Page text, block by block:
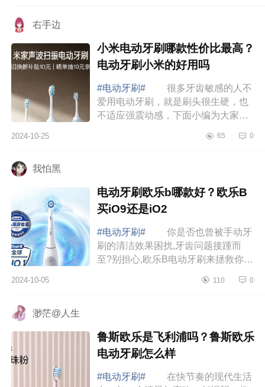
右手边
小米电动牙刷哪款性价比最高？
电动牙刷小米的好用吗
#电动牙刷#
很多牙齿敏感的人不
爱用电动牙刷，就是刷头很生硬，也
不适应强震动感，下面小编为大家介
电动牙刷小米的好用吗 小米电动
2024-10-25 65 0
我怕黑
电动牙刷欧乐b哪款好？欧乐B
买iO9还是iO2
#电动牙刷#
你是否也曾被手动牙
刷的清洁效果困扰,牙齿问题接踵而
至?别担心,欧乐B电动牙刷来拯救你的
刷欧乐b哪款好？欧乐B买iO9还是
2024-10-05 110 0
渺茫@人生
鲁斯欧乐是飞利浦吗？鲁斯欧乐
电动牙刷怎么样
#电动牙刷#
在快节奏的现代生活